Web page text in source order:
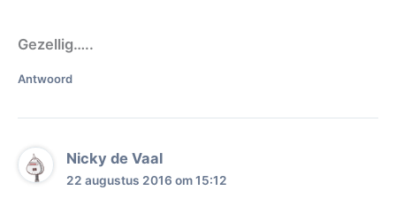
Gezellig…..
Antwoord
Nicky de Vaal
22 augustus 2016 om 15:12